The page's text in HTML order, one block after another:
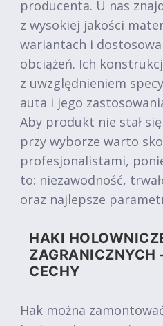
producenta. U nas
z wysokiej jakości
wariantach i
obciążeń. Ich
z uwzględnieniem
auta i jego
Aby produkt nie stał
przy wyborze warto
profesjonalistami,
to: niezawodność,
oraz najlepsze
HAKI
ZAGRANICZNYCH
CECHY
Hak można